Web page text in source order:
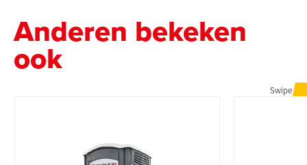
Anderen bekeken
ook
Swipe